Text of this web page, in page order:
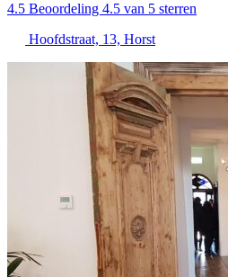
4.5 Beoordeling 4.5 van 5 sterren
Hoofdstraat, 13, Horst